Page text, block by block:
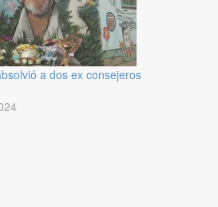
a dos ex consejeros